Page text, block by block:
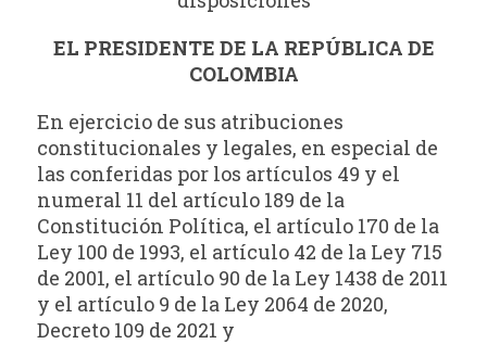
EL PRESIDENTE DE LA REPÚBLICA DE
COLOMBIA
En ejercicio de sus atribuciones
constitucionales y legales, en especial de
las conferidas por los artículos 49 y el
numeral 11 del artículo 189 de la
Constitución Política, el artículo 170 de la
Ley 100 de 1993, el artículo 42 de la Ley 715
de 2001, el artículo 90 de la Ley 1438 de 2011
y el artículo 9 de la Ley 2064 de 2020,
Decreto 109 de 2021 y